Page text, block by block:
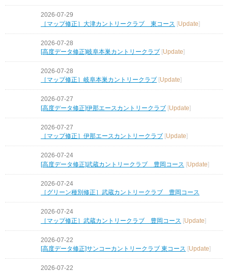
2026-07-29
［マップ修正］大津カントリークラブ 東コース [Update]
2026-07-28
[高度データ修正]岐阜本巣カントリークラブ [Update]
2026-07-28
［マップ修正］岐阜本巣カントリークラブ
Update
2026-07-27
[高度データ修正]伊那エースカントリークラブ [Update]
2026-07-27
［マップ修正］伊那エースカントリークラブ
Update
2026-07-24
[高度データ修正]武蔵カントリークラブ 豊岡コース [Update]
2026-07-24
［グリーン種別修正］武蔵カントリークラブ 豊岡コース
2026-07-24
［マップ修正］武蔵カントリークラブ 豊岡コース [Update]
2026-07-22
[高度データ修正]サンコーカントリークラブ 東コース [Update]
2026-07-22